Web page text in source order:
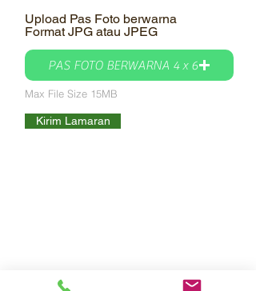
Upload Pas Foto berwarna
Format JPG atau JPEG
PAS FOTO BERWARNA 4 x 6
Max File Size 15MB
Kirim Lamaran